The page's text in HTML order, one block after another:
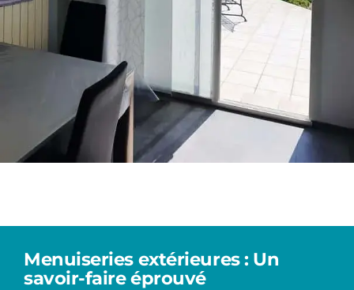
Menuiseries extérieures : Un
savoir-faire éprouvé